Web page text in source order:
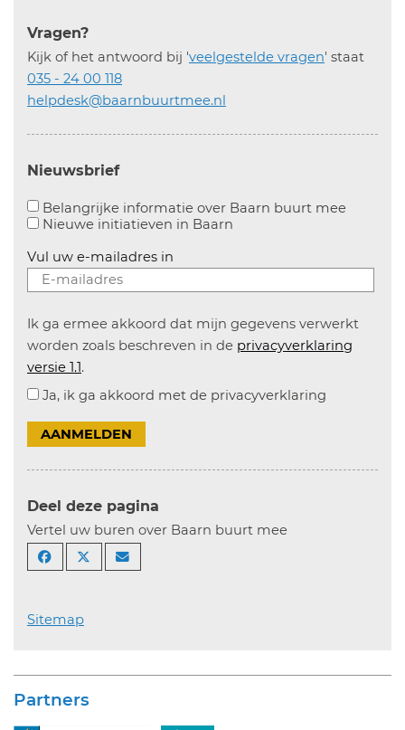
Vragen?
Kijk of het antwoord bij 'veelgestelde vragen' staat
035 - 24 00 118
helpdesk@baarnbuurtmee.nl
Nieuwsbrief
Belangrijke informatie over Baarn buurt mee
Nieuwe initiatieven in Baarn
Vul uw e-mailadres in
Ik ga ermee akkoord dat mijn gegevens verwerkt
worden zoals beschreven in de privacyverklaring
versie 1.1.
Ja, ik ga akkoord met de privacyverklaring
AANMELDEN
Deel deze pagina
Vertel uw buren over Baarn buurt mee
Sitemap
Partners